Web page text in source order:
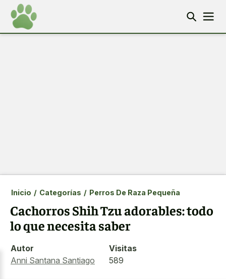
Inicio / Categorías / Perros De Raza Pequeña
Cachorros Shih Tzu adorables: todo
lo que necesita saber
Autor
Anni Santana Santiago
Visitas
589